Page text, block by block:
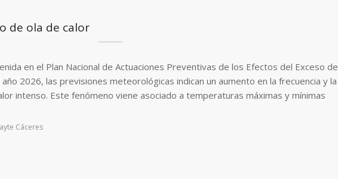
de ola de calor
en el Plan Nacional de Actuaciones Preventivas de los Efectos del Exceso de
2026, las previsiones meteorológicas indican un aumento en la frecuencia y la
intenso. Este fenómeno viene asociado a temperaturas máximas y mínimas
Cáceres